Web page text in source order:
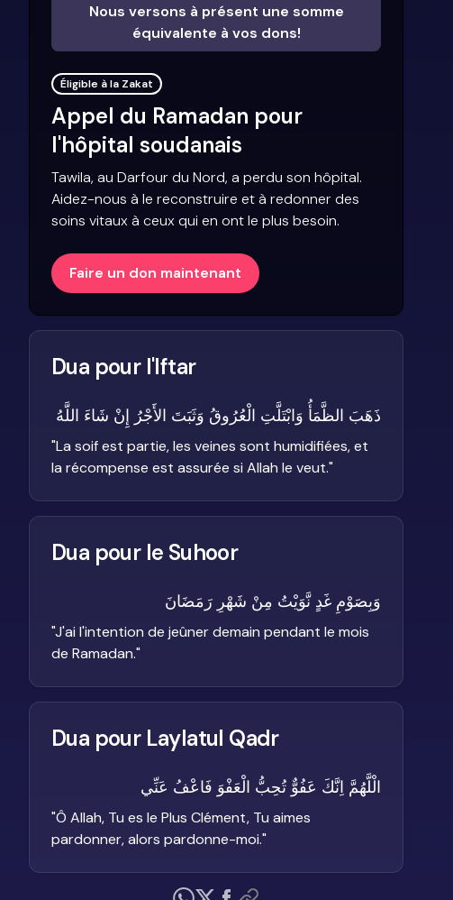
Nous versons à présent une somme
équivalente à vos dons!
Éligible à la Zakat
Appel du Ramadan pour
l'hôpital soudanais
Tawila, au Darfour du Nord, a perdu son hôpital.
Aidez-nous à le reconstruire et à redonner des
soins vitaux à ceux qui en ont le plus besoin.
Faire un don maintenant
Dua pour l'Iftar
ذَهَبَ الظَّمَأُ وَابْتَلَّتِ الْعُرُوقُ وَثَبَتَ الأَجْرُ إِنْ شَاءَ اللَّهُ
"La soif est partie, les veines sont humidifiées, et
la récompense est assurée si Allah le veut."
Dua pour le Suhoor
وَبِصَوْمِ غَدٍ نَّوَيْتُ مِنْ شَهْرِ رَمَضَانَ
"J'ai l'intention de jeûner demain pendant le mois
de Ramadan."
Dua pour Laylatul Qadr
الْلَّهُمَّ اِنَّكَ عَفُوٌّ تُحِبُّ الْعَفْوَ فَاعْفُ عَنِّي
"Ô Allah, Tu es le Plus Clément, Tu aimes
pardonner, alors pardonne-moi."